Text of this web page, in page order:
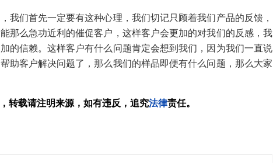
我们首先一定要有这种心理，我们切记只顾着我们产品的反馈，
能那么急功近利的催促客户，这样客户会更加的对我们的反感，我
的信赖。这样客户有什么问题肯定会想到我们，因为我们一直说
助客户解决问题了，那么我们的样品即便有什么问题，那么大家
转载请注明来源，如有违反，追究法律责任。